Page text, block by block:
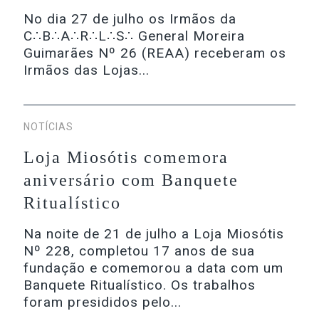
No dia 27 de julho os Irmãos da
C∴B∴A∴R∴L∴S∴ General Moreira
Guimarães Nº 26 (REAA) receberam os
Irmãos das Lojas...
NOTÍCIAS
Loja Miosótis comemora
aniversário com Banquete
Ritualístico
Na noite de 21 de julho a Loja Miosótis
Nº 228, completou 17 anos de sua
fundação e comemorou a data com um
Banquete Ritualístico. Os trabalhos
foram presididos pelo...